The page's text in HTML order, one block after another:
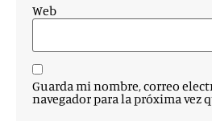
Web
Guarda mi nombre, correo
navegador para la próxima vez